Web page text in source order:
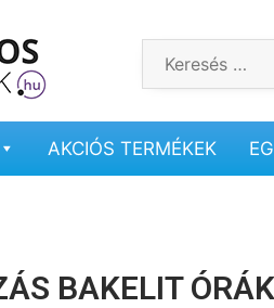
AKCIÓS TERMÉKEK
BAKELIT